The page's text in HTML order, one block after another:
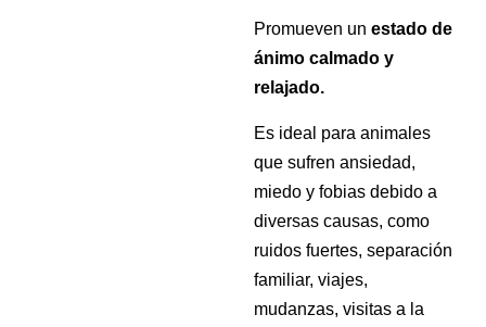
Promueven un estado de
ánimo calmado y
relajado.
Es ideal para animales
que sufren ansiedad,
miedo y fobias debido a
diversas causas, como
ruidos fuertes, separación
familiar, viajes,
mudanzas, visitas a la